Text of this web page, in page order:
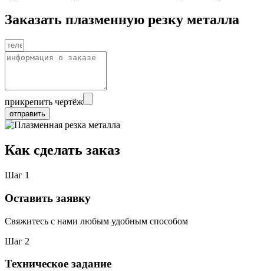
Заказать плазменную резку металла
прикрепить чертёж
отправить
Как сделать заказ
Шаг 1
Оставить заявку
Свяжитесь с нами любым удобным способом
Шаг 2
Техническое задание